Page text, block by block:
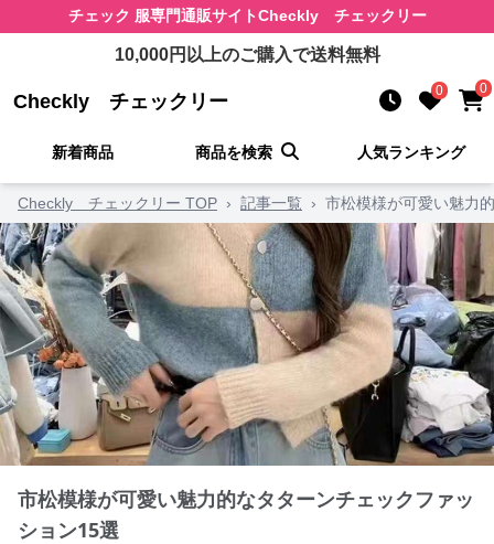
チェック 服専門通販サイトCheckly チェックリー
10,000円以上のご購入で送料無料
Checkly チェックリー 0 0
新着商品 商品を検索 人気ランキング
Checkly チェックリー TOP › 記事一覧 › 市松模様が可愛い魅力
市松模様が可愛い魅力的なタターンチェックファッ
ション15選